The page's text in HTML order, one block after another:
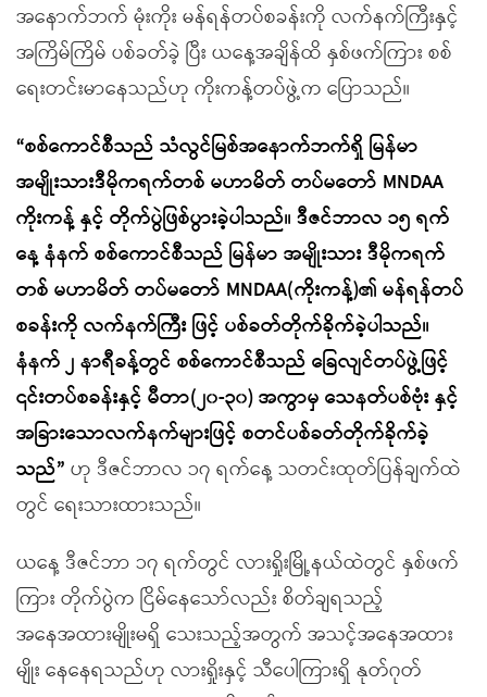
အနောက်ဘက် မုံးကိုး မန်ရန်တပ်စခန်းကို လက်နက်ကြီးနှင့်
အကြိမ်ကြိမ် ပစ်ခတ်ခဲ့ ပြီး ယနေ့အချိန်ထိ နှစ်ဖက်ကြား စစ်
ရေးတင်းမာနေသည်ဟု ကိုးကန့်တပ်ဖွဲ့က ပြောသည်။
“စစ်ကောင်စီသည် သံလွင်မြစ်အနောက်ဘက်ရှိ မြန်မာ
အမျိုးသားဒီမိုကရက်တစ် မဟာမိတ် တပ်မတော် MNDAA
ကိုးကန့် နှင့် တိုက်ပွဲဖြစ်ပွားခဲ့ပါသည်။ ဒီဇင်ဘာလ ၁၅ ရက်
နေ့ နံနက် စစ်ကောင်စီသည် မြန်မာ အမျိုးသား ဒီမိုကရက်
တစ် မဟာမိတ် တပ်မတော် MNDAA(ကိုးကန့်)၏ မန်ရန်တပ်
စခန်းကို လက်နက်ကြီး ဖြင့် ပစ်ခတ်တိုက်ခိုက်ခဲ့ပါသည်။
နံနက် ၂ နာရီခန့်တွင် စစ်ကောင်စီသည် ခြေလျင်တပ်ဖွဲ့ဖြင့်
၎င်းတပ်စခန်းနှင့် မတာ(၂၀-၃၀) အကွာမှ သေနတ်ပစ်ဗုံး နှင့်
အခြားသောလက်နက်များဖြင့် စတင်ပစ်ခတ်တိုက်ခိုက်ခဲ့
သည်” ဟု ဒီဇင်ဘာလ ၁၇ ရက်နေ့ သတင်းထုတ်ပြန်ချက်ထဲ
တွင် ရေးသားထားသည်။
ယနေ့ ဒီဇင်ဘာ ၁၇ ရက်တွင် လားရှိုးမြို့နယ်ထဲတွင် နှစ်ဖက်
ကြား တိုက်ပွဲက ငြိမ်နေသော်လည်း စိတ်ချရသည့်
အနေအထားမျိုးမရှိ သေးသည့်အတွက် အသင့်အနေအထား
မျိုး နေနေရသည်ဟု လားရှိုးနှင့် သီပေါကြားရှိ နုတ်ဂုတ်